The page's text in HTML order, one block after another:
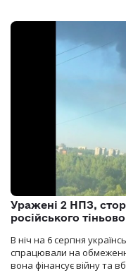
Уражені 2 НПЗ,
російського
В ніч на 6 серпня
спрацювали на
вона фінансує війну та